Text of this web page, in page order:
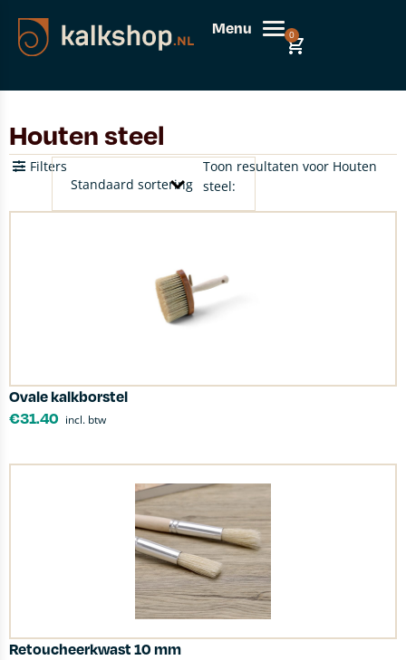
Menu 0
Houten steel
Toon resultaten voor Houten
steel:
Filters
Ovale kalkborstel
€31.40 incl. btw
Retoucheerkwast 10 mm